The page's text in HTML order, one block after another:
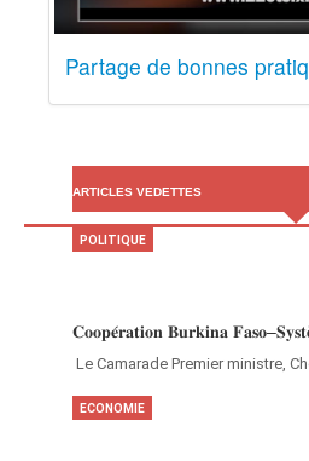
Partage de bonnes
ARTICLES VEDETTES
𝐂𝐨𝐨𝐩𝐞́𝐫𝐚𝐭𝐢𝐨𝐧 𝐁𝐮𝐫𝐤𝐢𝐧𝐚
‎Le Camarade Premier ministre,
POLITIQUE
ECONOMIE